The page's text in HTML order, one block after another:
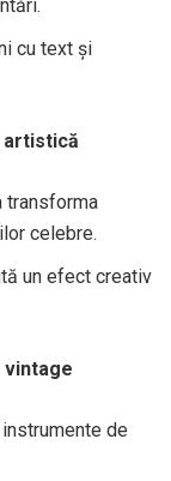
cu text și
artistică
transforma
celebre.
un efect creativ
de